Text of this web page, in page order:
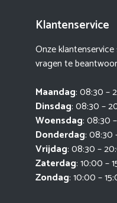
Klantenservice
Onze
vragen te
Maandag: 08:30 –
Dinsdag: 08:30 –
Woensdag: 08:30
Donderdag: 08:30
Vrijdag: 08:30 –
Zaterdag: 10:00 –
Zondag: 10:00 –